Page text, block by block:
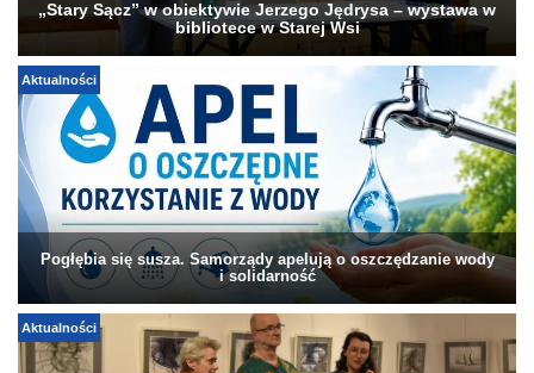
„Stary Sącz” w obiektywie Jerzego Jędrysa – wystawa w
bibliotece w Starej Wsi
Aktualności
Pogłębia się susza. Samorządy apelują o oszczędzanie wody
i solidarność
Aktualności